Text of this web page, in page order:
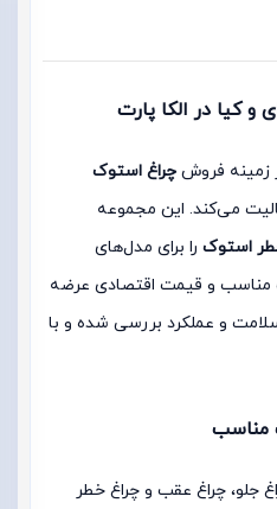
کیا در الکا پارت
فروش چراغ استوک
می‌کند. این مجموعه
استوک را برای مدل‌های
مناسب و قیمت اقتصادی عرضه
و عملکرد بررسی شده و با
مناسب
جلو، چراغ عقب و چراغ خطر